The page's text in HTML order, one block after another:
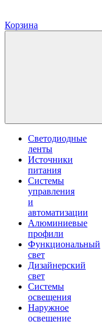
Корзина
Светодиодные
ленты
Источники
питания
Системы
управления
и
автоматизации
Алюминиевые
профили
Функциональный
свет
Дизайнерский
свет
Системы
освещения
Наружное
освещение